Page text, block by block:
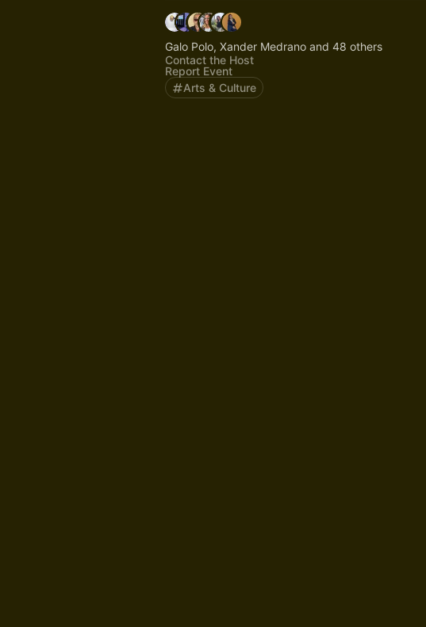
Galo Polo, Xander Medrano and 48 others
Contact the Host
Report Event
Arts & Culture